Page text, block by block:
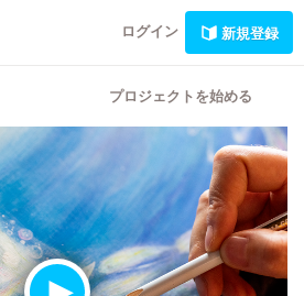
ログイン 新規登録
プロジェクトを始める